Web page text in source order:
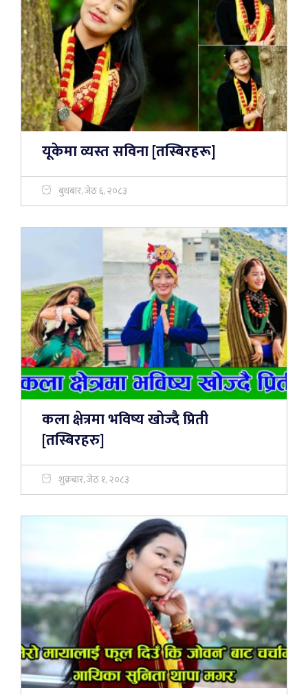
यूकेमा व्यस्त सविना [तस्बिरहरू]
बुधबार, जेठ ६, २०८३
कला क्षेत्रमा भविष्य खोज्दै प्रिती
[तस्बिरहरु]
शुक्रबार, जेठ १, २०८३